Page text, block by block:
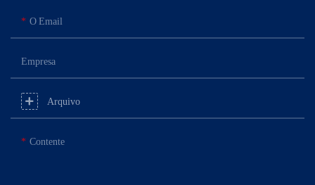
O Email
Empresa
Arquivo
Contente